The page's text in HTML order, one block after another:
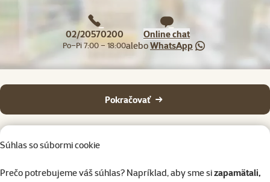
Súhlas so súbormi cookie
Prečo potrebujeme váš súhlas? Napríklad, aby sme sizapamätali,
02/20570200
Po–Pi 7:00 – 18:00
Online chat
aleboWhatsApp
Pokračovať